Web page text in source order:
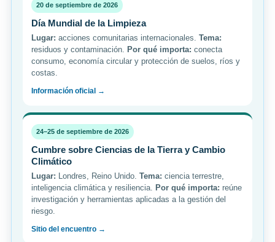
20 de septiembre de 2026
Día Mundial de la Limpieza
Lugar: acciones comunitarias internacionales. Tema:
residuos y contaminación.
Por qué importa: conecta
consumo, economía circular y protección de suelos, ríos y
costas.
Información oficial →
24–25 de septiembre de 2026
Cumbre sobre Ciencias de la Tierra y Cambio
Climático
Lugar: Londres, Reino Unido. Tema: ciencia terrestre,
inteligencia climática y resiliencia.
Por qué importa: reúne
investigación y herramientas aplicadas a la gestión del
riesgo.
Sitio del encuentro →